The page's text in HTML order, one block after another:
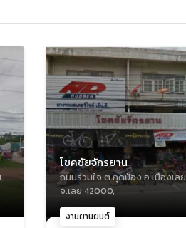
งานยานยนต์
โชคชัยจักรยาน
ถนนร่วมใจ ต.กุดป่อง อ.เมืองเลย
จ.เลย 42000,